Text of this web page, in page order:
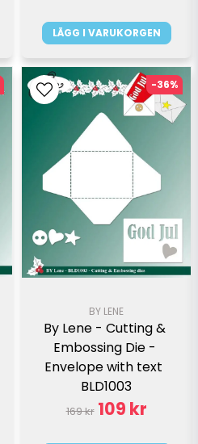
LÄGG I VARUKORGEN
BY LENE
By Lene - Cutting &
Embossing Die -
Envelope with text
BLD1003
169 kr 109 kr
-36%